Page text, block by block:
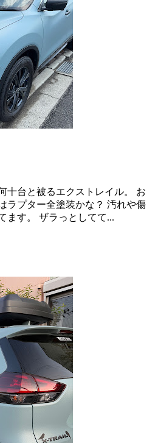
十台と被るエクストレイル。 お
ラプター全塗装かな？ 汚れや傷
ます。 ザラっとしてて...